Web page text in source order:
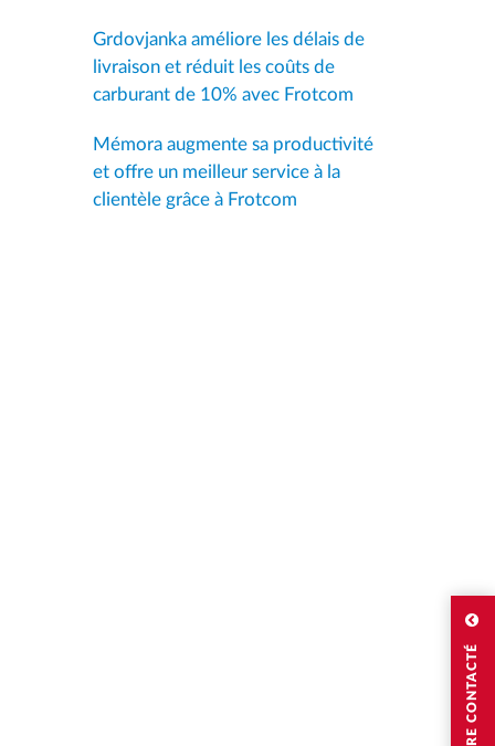
Grdovjanka améliore les délais de
livraison et réduit les coûts de
carburant de 10% avec Frotcom
Mémora augmente sa productivité
et offre un meilleur service à la
clientèle grâce à Frotcom